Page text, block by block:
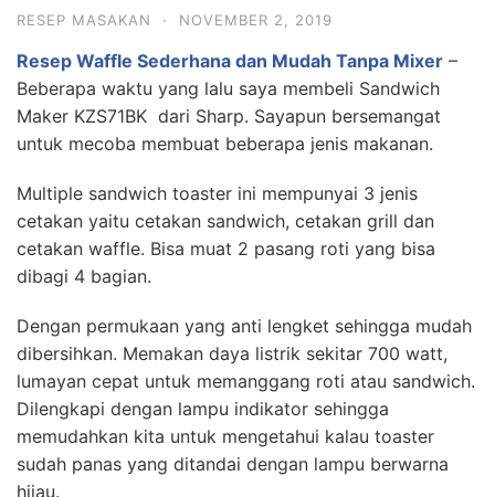
RESEP MASAKAN · NOVEMBER 2, 2019
Resep Waffle Sederhana dan Mudah Tanpa Mixer –
Beberapa waktu yang lalu saya membeli Sandwich
Maker KZS71BK dari Sharp. Sayapun bersemangat
untuk mecoba membuat beberapa jenis makanan.
Multiple sandwich toaster ini mempunyai 3 jenis
cetakan yaitu cetakan sandwich, cetakan grill dan
cetakan waffle. Bisa muat 2 pasang roti yang bisa
dibagi 4 bagian.
Dengan permukaan yang anti lengket sehingga mudah
dibersihkan. Memakan daya listrik sekitar 700 watt,
lumayan cepat untuk memanggang roti atau sandwich.
Dilengkapi dengan lampu indikator sehingga
memudahkan kita untuk mengetahui kalau toaster
sudah panas yang ditandai dengan lampu berwarna
hijau.